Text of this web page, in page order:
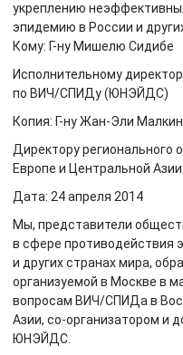
укреплению
эпидемию в России и
Кому: Г-ну Мишелю Сидибе
Исполнительному
по ВИЧ/СПИДу (ЮНЭЙДС)
Копия: Г-ну Жан-Эли
Директору
Европе и Центральной Азии
Дата: 24 апреля 2014
Мы, представители
в сфере противодействия
и других странах мира,
организуемой в Москве в
вопросам ВИЧ/СПИДа в
Азии, со-организатором и
ЮНЭЙДС.